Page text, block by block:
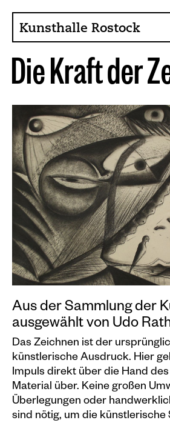
Kunsthalle Rostock
Über die Kunsthalle
Sammlung
Ansprechpartner
Förderer, Projekte
Presse
Café im Gräsergarten
Aktuelles
News
Information
Besuch
Programm &
Kunstvermittlung &
Museumspädagogik
Ausstellungen
DieKraftderZ
Aus der Sammlung der
ausgewählt von Udo
Das Zeichnen ist der
künstlerische Ausdruck. Hier
Impuls direkt über die Hand
Material über. Keine großen
Überlegungen oder
sind nötig, um die künstlerische